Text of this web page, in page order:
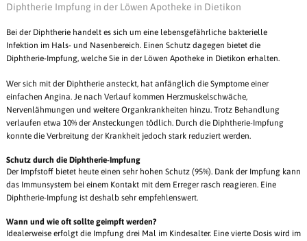
Diphtherie Impfung in der Löwen Apotheke in Dietikon
Bei der Diphtherie handelt es sich um eine lebensgefährliche bakterielle
Infektion im Hals- und Nasenbereich. Einen Schutz dagegen bietet die
Diphtherie-Impfung, welche Sie in der Löwen Apotheke in Dietikon erhalten.
Wer sich mit der Diphtherie ansteckt, hat anfänglich die Symptome einer
einfachen Angina. Je nach Verlauf kommen Herzmuskelschwäche,
Nervenlähmungen und weitere Organkrankheiten hinzu. Trotz Behandlung
verlaufen etwa 10% der Ansteckungen tödlich. Durch die Diphtherie-Impfung
konnte die Verbreitung der Krankheit jedoch stark reduziert werden.
Schutz durch die Diphtherie-Impfung
Der Impfstoff bietet heute einen sehr hohen Schutz (95%). Dank der Impfung kann
das Immunsystem bei einem Kontakt mit dem Erreger rasch reagieren. Eine
Diphtherie-Impfung ist deshalb sehr empfehlenswert.
Wann und wie oft sollte geimpft werden?
Idealerweise erfolgt die Impfung drei Mal im Kindesalter. Eine vierte Dosis wird im